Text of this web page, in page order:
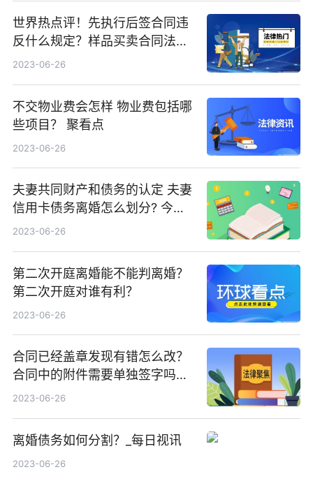
世界热点评！先执行后签合同违
反什么规定？样品买卖合同法律
规定看这里
2023-06-26
不交物业费会怎样 物业费包括哪
些项目？ 聚看点
2023-06-26
夫妻共同财产和债务的认定 夫妻
信用卡债务离婚怎么划分? 今日
热搜
2023-06-26
第二次开庭离婚能不能判离婚？
第二次开庭对谁有利？
2023-06-26
合同已经盖章发现有错怎么改？
合同中的附件需要单独签字吗？_
全球新视野
2023-06-26
离婚债务如何分割？_每日视讯
2023-06-26